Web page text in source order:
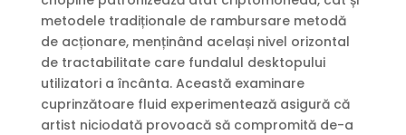
metodele tradiționale de rambursare metodă
de acționare, menținând același nivel orizontal
de tractabilitate care fundalul desktopului
utilizatori a încânta. Această examinare
cuprinzătoare fluid experimentează asigură că
artist niciodată provoacă să compromită de-a